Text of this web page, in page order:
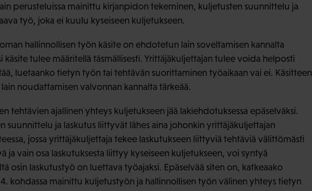
perusteluissa mainittu kirjanpidon tekeminen, kuljetusten suunnittelu ja
työ, joka ei kuulu kyseiseen kuljetukseen.
hallinnollisen työn käsite on ehdotetun lain soveltamisen kannalta
käsite tulee määritellä täsmällisesti. Yrittäjäkuljettajan tulee voida helposti
luetaanko tietyn työn tai tehtävän suorittaminen työaikaan vai ei. Käsitteen
noudattamisen valvonnan kannalta tärkeää.
tehtävien ajallinen yhteys kuljetukseen jää lakiehdotuksessa epäselväksi.
suunnittelu ja laskutus liittyvät lähes aina johonkin yrittäjäkuljettajan
jossa yrittäjäkuljettaja tekee laskutukseen liittyviä tehtäviä välittömästi
ja vain osa laskutuksesta liittyy kyseiseen kuljetukseen, voi syntyä
osin laskutustyö on luettava työajaksi. Epäselvää siten on, katkeaako
kohdassa mainittu kuljetustyön ja hallinnollisen työn välinen yhteys tietyn